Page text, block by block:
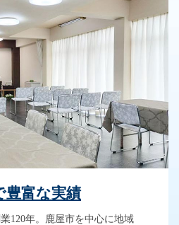
豊富な実績
120年。鹿屋市を中心に地域